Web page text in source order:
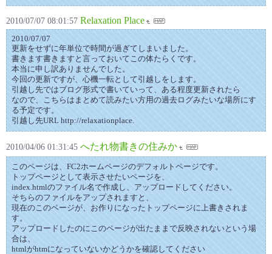
2010/07/07 08:01:57 Relaxation Place
2010/07/07
更新をせずに年単位で時間が過ぎてしまいました。
書きます書きますと言っておいてこの体たらくです。
本当に申し訳ありませんでした。
今回の更新ですが、心機一転として引越しをします。
引越し先ではブログ形式で書いていって、ある程度更新されたら
なので、こちらはまとめて読みたい方用の過去ログみたいな場所にす
る予定です。
引越し先URL http://relaxationplace.
2010/04/06 01:31:45 へたれ物書きの住みか
このページは、FC2ホームページのデフォルトページです。
トップページとして表示させたいページを、
index.htmlのファイル名で作成し、アップロードしてください。
そちらのファイルをアップされますと、
現在のこのページが、お作りになったトップページに上書きされま
す。
アップロードしたのにこのページが出たままで反映されないという場
合は、
htmlがhtmになっていないかどうかを確認してください